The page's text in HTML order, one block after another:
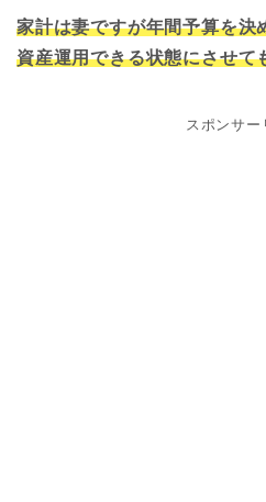
家計は妻ですが年間予算を決
資産運用できる状態にさせて
スポンサー